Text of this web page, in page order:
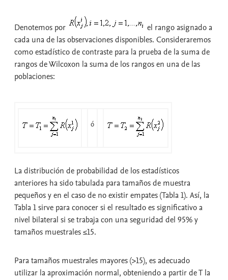
Denotemos por
el rango asignado a
cada una de las observaciones disponibles. Consideraremos
como estadístico de contraste para la prueba de la suma de
rangos de Wilcoxon la suma de los rangos en una de las
poblaciones:
ó
La distribución de probabilidad de los estadísticos
anteriores ha sido tabulada para tamaños de muestra
pequeños y en el caso de no existir empates (Tabla 1). Así, la
Tabla 1 sirve para conocer si el resultado es significativo a
nivel bilateral si se trabaja con una seguridad del 95% y
tamaños muestrales ≤15.
Para tamaños muestrales mayores (>15), es adecuado
utilizar la aproximación normal, obteniendo a partir de T la